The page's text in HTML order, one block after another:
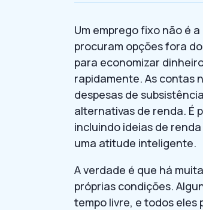
Um emprego fixo não é
procuram opções fora
para economizar
rapidamente. As contas
despesas de
alternativas de renda. É
incluindo ideias de
uma atitude inteligente.
A verdade é que há
próprias condições.
tempo livre, e todos eles